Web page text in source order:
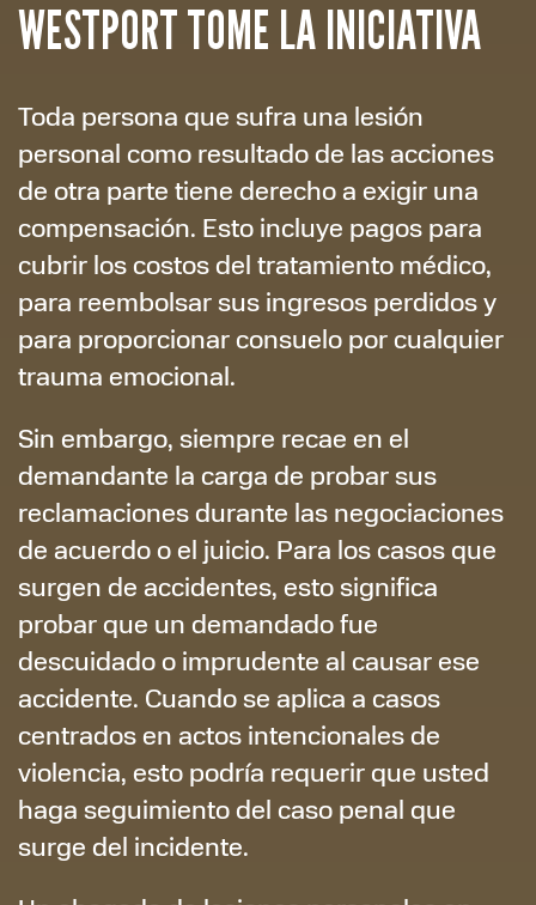
WESTPORT TOME LA INICIATIVA
Toda persona que sufra una lesión
personal como resultado de las acciones
de otra parte tiene derecho a exigir una
compensación. Esto incluye pagos para
cubrir los costos del tratamiento médico,
para reembolsar sus ingresos perdidos y
para proporcionar consuelo por cualquier
trauma emocional.
Sin embargo, siempre recae en el
demandante la carga de probar sus
reclamaciones durante las negociaciones
de acuerdo o el juicio. Para los casos que
surgen de accidentes, esto significa
probar que un demandado fue
descuidado o imprudente al causar ese
accidente. Cuando se aplica a casos
centrados en actos intencionales de
violencia, esto podría requerir que usted
haga seguimiento del caso penal que
surge del incidente.